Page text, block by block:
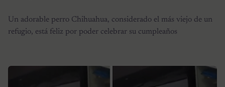
Un adorable perro Chihuahua, considerado el más viejo de un
refugio, está feliz por poder celebrar su cumpleaños